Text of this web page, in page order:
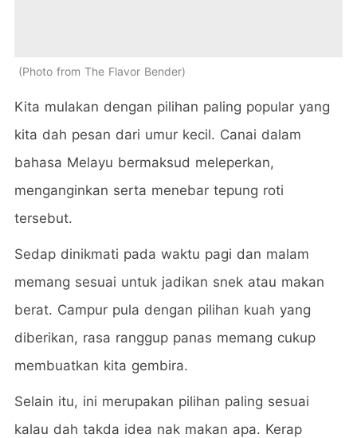
Photo from The Flavor Bender
Kita mulakan dengan pilihan paling popular yang
kita dah pesan dari umur kecil. Canai dalam
bahasa Melayu bermaksud meleperkan,
menganginkan serta menebar tepung roti
tersebut.
Sedap dinikmati pada waktu pagi dan malam
memang sesuai untuk jadikan snek atau makan
berat. Campur pula dengan pilihan kuah yang
diberikan, rasa ranggup panas memang cukup
membuatkan kita gembira.
Selain itu, ini merupakan pilihan paling sesuai
kalau dah takda idea nak makan apa. Kerap